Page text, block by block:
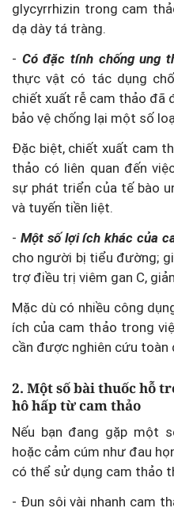
glycyrrhizin trong cam
dạ dày tá tràng.
- Có đặc tính chống ung
thực vật có tác dụng
chiết xuất rễ cam thảo đã
bảo vệ chống lại một số
Đặc biệt, chiết xuất cam
thảo có liên quan đến
sự phát triển của tế bào
và tuyến tiền liệt.
- Một số lợi ích khác của
cho người bị tiểu đường;
trợ điều trị viêm gan C,
Mặc dù có nhiều công
ích của cam thảo trong
cần được nghiên cứu toàn
2. Một số bài thuốc hỗ
hô hấp từ cam thảo
Nếu bạn đang gặp một
hoặc cảm cúm như đau
có thể sử dụng cam thảo
- Đun sôi vài nhanh cam